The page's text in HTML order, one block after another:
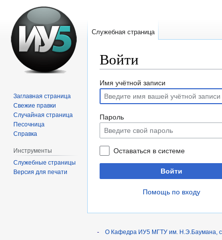
Войти
Перейти
навигации
Перейти
поиску
Имя учётной записи
Пароль
Оставаться в системе
Войти
Помощь по входу
Служебная страница
Заглавная страница
Свежие правки
Случайная страница
Песочница
Справка
Инструменты
Служебные страницы
Версия для печати
- О Кафедра ИУ5 МГТУ им. Н.Э.Баумана,